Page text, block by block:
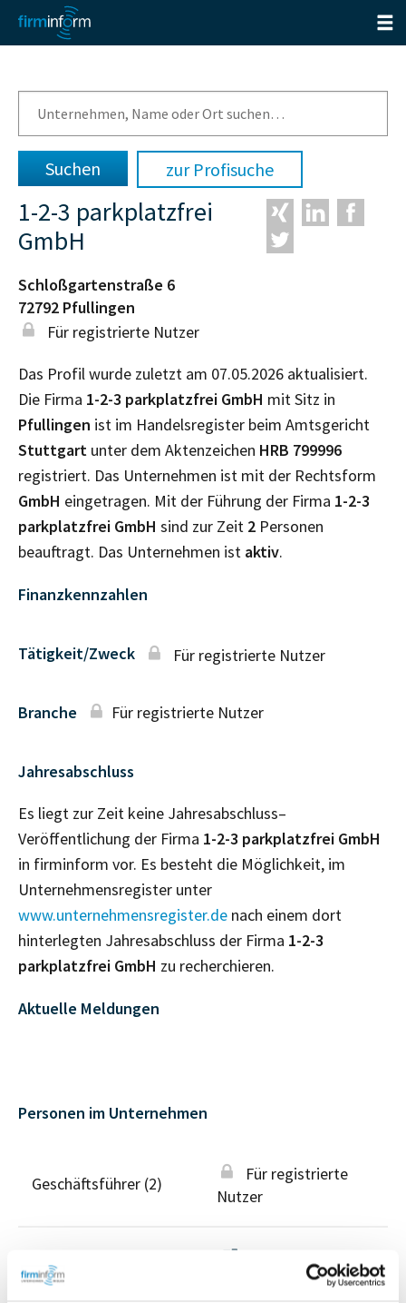
zur Profisuche
1-2-3 parkplatzfrei
GmbH
Schloßgartenstraße 6
72792 Pfullingen
Für registrierte Nutzer
Das Profil wurde zuletzt am 07.05.2026 aktualisiert.
Die Firma 1-2-3 parkplatzfrei GmbH mit Sitz in
Pfullingen ist im Handelsregister beim Amtsgericht
Stuttgart unter dem Aktenzeichen HRB 799996
registriert. Das Unternehmen ist mit der Rechtsform
GmbH eingetragen. Mit der Führung der Firma 1-2-3
parkplatzfrei GmbH sind zur Zeit 2 Personen
beauftragt. Das Unternehmen ist aktiv.
Finanzkennzahlen
Tätigkeit/Zweck Für registrierte Nutzer
Branche Für registrierte Nutzer
Jahresabschluss
Es liegt zur Zeit keine Jahresabschluss–
Veröffentlichung der Firma 1-2-3 parkplatzfrei GmbH
in firminform vor. Es besteht die Möglichkeit, im
Unternehmensregister unter
www.unternehmensregister.de nach einem dort
hinterlegten Jahresabschluss der Firma 1-2-3
parkplatzfrei GmbH zu recherchieren.
Aktuelle Meldungen
Personen im Unternehmen
Geschäftsführer (2)
Für registrierte
Nutzer
Wirtschaftlich
Berechtigter
Vollständiges
Unternehmensprofil